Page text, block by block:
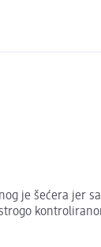
je šećera jer